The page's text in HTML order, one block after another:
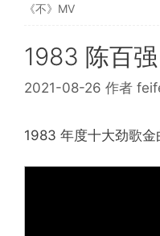
《不》MV
1983 陈百
2021-08-26 作者
1983 年度十大劲歌金